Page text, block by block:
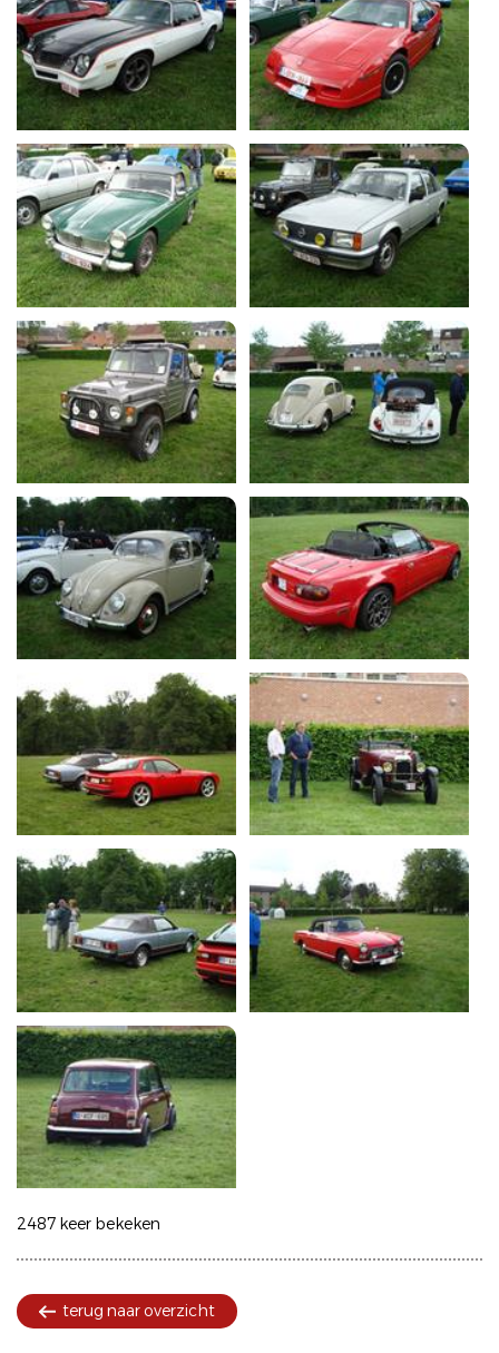
2487 keer bekeken
terug naar overzicht